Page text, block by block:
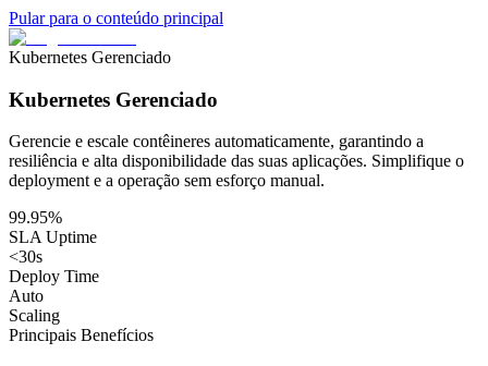
Pular para o conteúdo principal
Kubernetes Gerenciado
Kubernetes Gerenciado
Gerencie e escale contêineres automaticamente, garantindo a
resiliência e alta disponibilidade das suas aplicações. Simplifique o
deployment e a operação sem esforço manual.
99.95%
SLA Uptime
<30s
Deploy Time
Auto
Scaling
Principais Benefícios